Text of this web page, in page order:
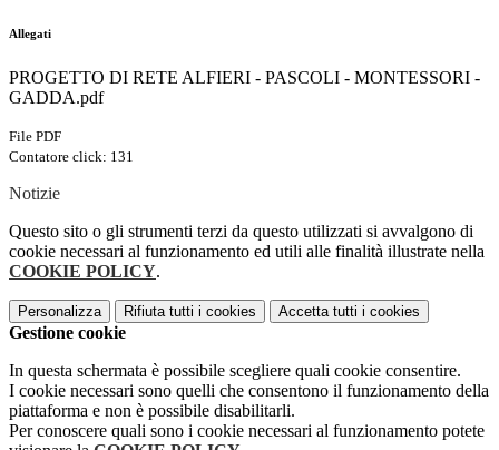
Allegati
PROGETTO DI RETE ALFIERI - PASCOLI - MONTESSORI -
GADDA.pdf
File PDF
Contatore click: 131
Notizie
Questo sito o gli strumenti terzi da questo utilizzati si avvalgono di
cookie necessari al funzionamento ed utili alle finalità illustrate nella
COOKIE POLICY.
Personalizza Rifiuta tutti i cookies Accetta tutti i cookies
Gestione cookie
In questa schermata è possibile scegliere quali cookie consentire.
I cookie necessari sono quelli che consentono il funzionamento della
piattaforma e non è possibile disabilitarli.
Per conoscere quali sono i cookie necessari al funzionamento potete